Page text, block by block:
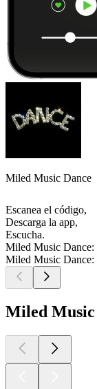
Miled Music Dance
Escanea el código,
Descarga la app,
Escucha.
Miled Music Dance:
Miled Music Dance:
Miled Music